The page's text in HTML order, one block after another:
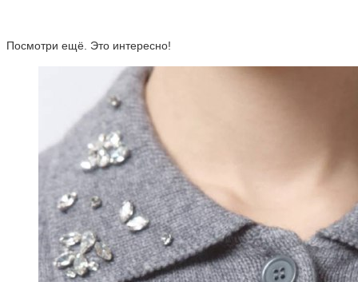
Посмотри ещё. Это интересно!